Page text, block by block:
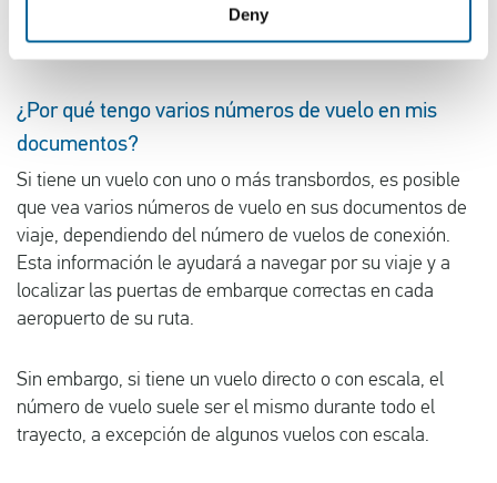
Deny
importante a la hora de garantizar una experiencia de
viaje en avión fluida y sin complicaciones.
¿Por qué tengo varios números de vuelo en mis
documentos?
Si tiene un vuelo con uno o más transbordos, es posible
que vea varios números de vuelo en sus documentos de
viaje, dependiendo del número de vuelos de conexión.
Esta información le ayudará a navegar por su viaje y a
localizar las puertas de embarque correctas en cada
aeropuerto de su ruta.
Sin embargo, si tiene un vuelo directo o con escala, el
número de vuelo suele ser el mismo durante todo el
trayecto, a excepción de algunos vuelos con escala.